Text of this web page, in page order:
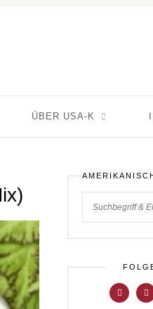
ÜBER USA-K